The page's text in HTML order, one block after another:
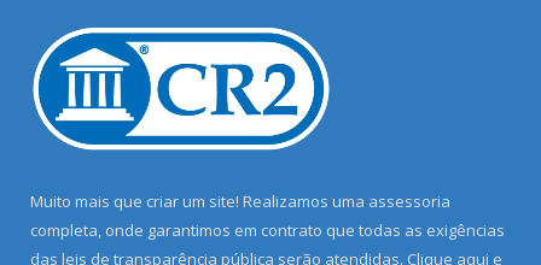
Muito mais que criar um site! Realizamos uma assessoria
completa, onde garantimos em contrato que todas as exigências
das leis de transparência pública serão atendidas. Clique aqui e